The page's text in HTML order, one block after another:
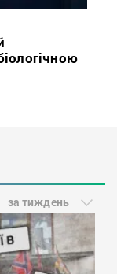
за тиждень